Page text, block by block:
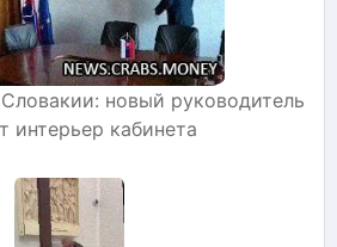
новый руководитель
интерьер кабинета